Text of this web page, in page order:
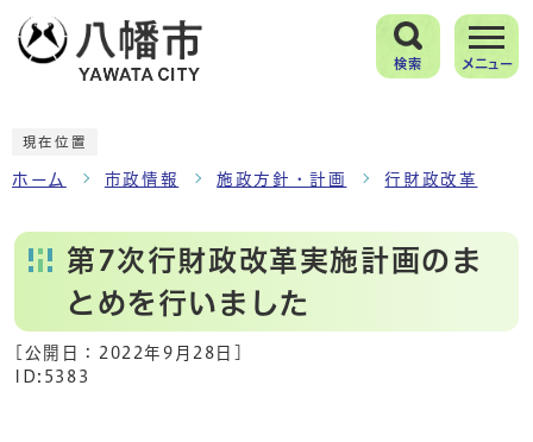
検索 メニュー
現在位置
ホーム 市政情報 施政方針・計画 行財政改革
第7次行財政改革実施計画のま
とめを行いました
[公開日： 2022年9月28日
ID:5383